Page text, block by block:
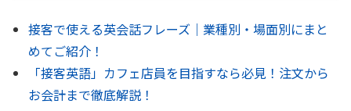
接客で使える英会話フレーズ｜業種別・場面別にまと
めてご紹介！
「接客英語」カフェ店員を目指すなら必見！注文から
お会計まで徹底解説！